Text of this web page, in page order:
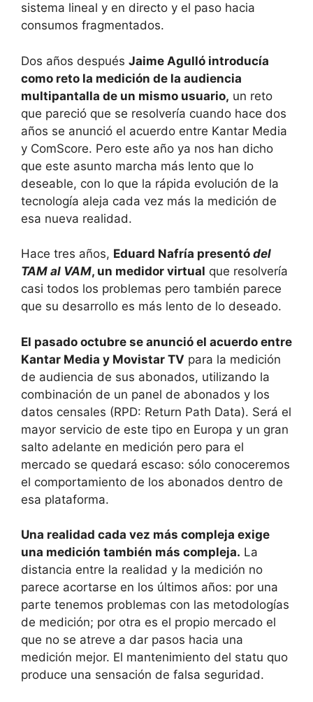
sistema lineal y en directo y el paso hacia
consumos fragmentados.
Dos años después Jaime Agulló introducía
como reto la medición de la audiencia
multipantalla de un mismo usuario, un reto
que pareció que se resolvería cuando hace dos
años se anunció el acuerdo entre Kantar Media
y ComScore. Pero este año ya nos han dicho
que este asunto marcha más lento que lo
deseable, con lo que la rápida evolución de la
tecnología aleja cada vez más la medición de
esa nueva realidad.
Hace tres años, Eduard Nafría presentó del
TAM al VAM, un medidor virtual que resolvería
casi todos los problemas pero también parece
que su desarrollo es más lento de lo deseado.
El pasado octubre se anunció el acuerdo entre
Kantar Media y Movistar TV para la medición
de audiencia de sus abonados, utilizando la
combinación de un panel de abonados y los
datos censales (RPD: Return Path Data). Será el
mayor servicio de este tipo en Europa y un gran
salto adelante en medición pero para el
mercado se quedará escaso: sólo conoceremos
el comportamiento de los abonados dentro de
esa plataforma.
Una realidad cada vez más compleja exige
una medición también más compleja. La
distancia entre la realidad y la medición no
parece acortarse en los últimos años: por una
parte tenemos problemas con las metodologías
de medición; por otra es el propio mercado el
que no se atreve a dar pasos hacia una
medición mejor. El mantenimiento del statu quo
produce una sensación de falsa seguridad.